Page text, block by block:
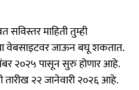
सविस्तर माहिती तुम्ही
वेबसाइटवर जाऊन बघू शकतात.
२०२५ पासून सुरु होणार आहे.
तारीख २२ जानेवारी २०२६ आहे.